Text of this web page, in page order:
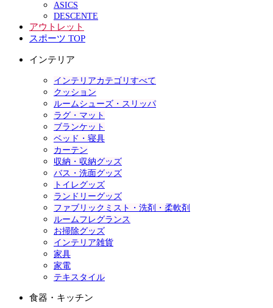
ASICS
DESCENTE
アウトレット
スポーツ TOP
インテリア
インテリアカテゴリすべて
クッション
ルームシューズ・スリッパ
ラグ・マット
ブランケット
ベッド・寝具
カーテン
収納・収納グッズ
バス・洗面グッズ
トイレグッズ
ランドリーグッズ
ファブリックミスト・洗剤・柔軟剤
ルームフレグランス
お掃除グッズ
インテリア雑貨
家具
家電
テキスタイル
食器・キッチン